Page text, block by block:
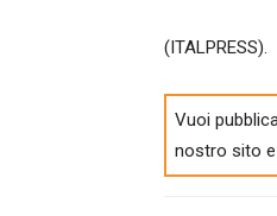
(ITALPRESS).
Vuoi
nostro sito